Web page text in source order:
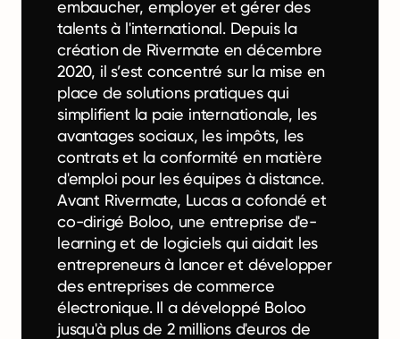
embaucher, employer et gérer des
talents à l'international. Depuis la
création de Rivermate en décembre
2020, il s’est concentré sur la mise en
place de solutions pratiques qui
simplifient la paie internationale, les
avantages sociaux, les impôts, les
contrats et la conformité en matière
d'emploi pour les équipes à distance.
Avant Rivermate, Lucas a cofondé et
co-dirigé Boloo, une entreprise d'e-
learning et de logiciels qui aidait les
entrepreneurs à lancer et développer
des entreprises de commerce
électronique. Il a développé Boloo
jusqu'à plus de 2 millions d'euros de